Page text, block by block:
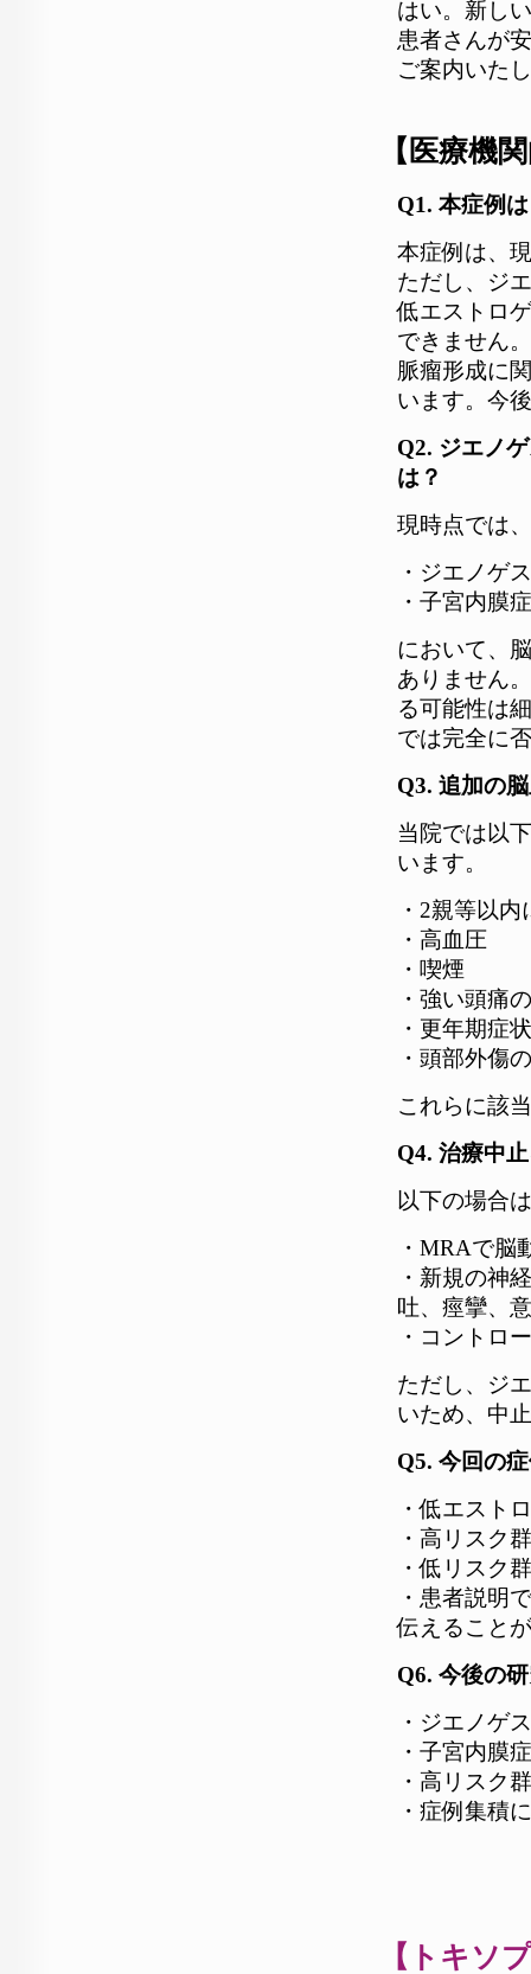
はい。新し
患者さんが
ご案内いた
【医療機
Q1. 本症例
本症例は、
ただし、ジ
低エストロ
できません
脈瘤形成に
います。今
Q2. ジエノ
は？
現時点では、
・ジエノゲ
・子宮内膜
において、
ありません
る可能性は
では完全に
Q3. 追加の
当院では以
います。
・2親等以
・高血圧
・喫煙
・強い頭痛
・更年期症
・頭部外傷
これらに該
Q4. 治療中
以下の場合
・MRAで脳
・新規の神
吐、痙攣、
・コントロ
ただし、ジ
いため、中
Q5. 今回の
・低エスト
・高リスク
・低リスク
・患者説明
伝えること
Q6. 今後の
・ジエノゲ
・子宮内膜
・高リスク
・症例集積
【トキソ